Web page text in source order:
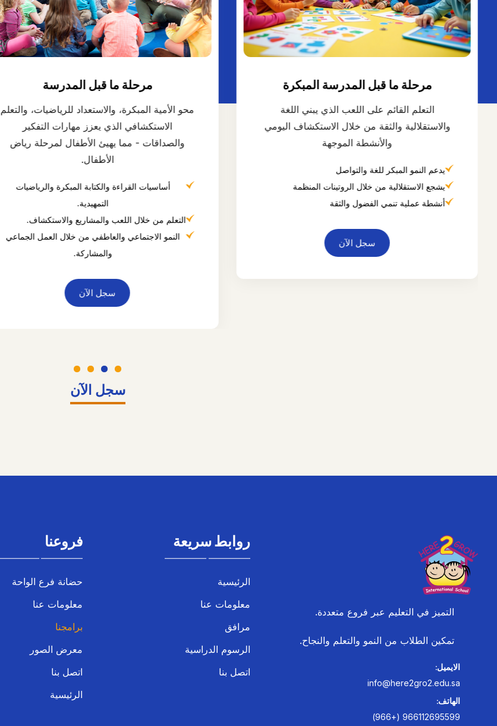
مرحلة ما قبل المدرسة المبكرة
التعلم القائم على اللعب الذي يبني اللغة
والاستقلالية والثقة من خلال الاستكشاف اليومي
والأنشطة الموجهة
يدعم النمو المبكر للغة والتواصل
يشجع الاستقلالية من خلال الروتينات المنظمة
أنشطة عملية تنمي الفضول والثقة
سجل الآن
مرحلة ما قبل المدرسة
محو الأمية المبكرة، والاستعداد للرياضيات، والتعلم
الاستكشافي الذي يعزز مهارات التفكير
والصداقات - مما يهيئ الأطفال لمرحلة رياض
الأطفال.
أساسيات القراءة والكتابة المبكرة والرياضيات
التمهيدية.
التعلم من خلال اللعب والمشاريع والاستكشاف.
النمو الاجتماعي والعاطفي من خلال العمل الجماعي
والمشاركة.
سجل الآن
سجل الآن
التميز في التعليم عبر فروع متعددة.
تمكين الطلاب من النمو والتعلم والنجاح.
الايميل:
info@here2gro2.edu.sa
الهاتف:
966112695599 (+966)
روابط سريعة
الرئيسية
معلومات عنا
مرافق
الرسوم الدراسية
اتصل بنا
فروعنا
حضانة فرع الواحة
معلومات عنا
برامجنا
معرض الصور
اتصل بنا
الرئيسية